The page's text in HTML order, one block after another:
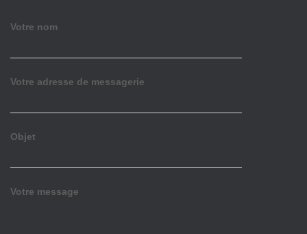
Votre nom
Votre adresse de messagerie
Objet
Votre message